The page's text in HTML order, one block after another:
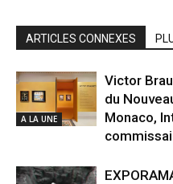
ARTICLES CONNEXES
A LA UNE
Victor
du
Monaco,